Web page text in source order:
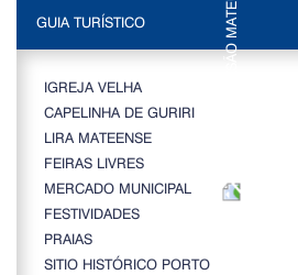
GUIA TURÍSTICO
IGREJA VELHA
CAPELINHA DE GURIRI
LIRA MATEENSE
FEIRAS LIVRES
MERCADO MUNICIPAL
FESTIVIDADES
PRAIAS
SITIO HISTÓRICO PORTO